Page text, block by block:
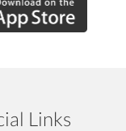
Links